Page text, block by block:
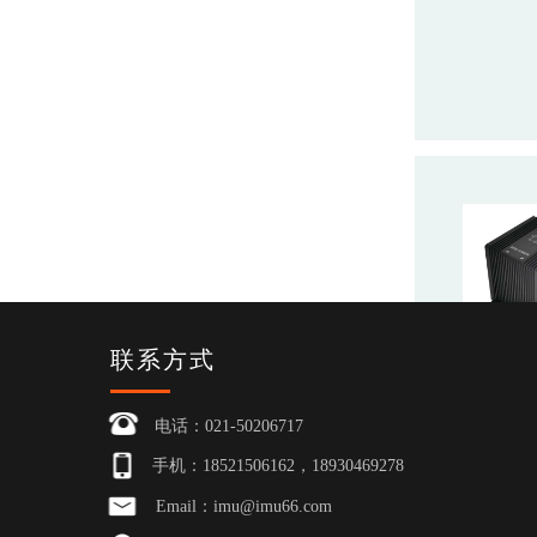
电话：021-50206717
手机：18521506162，18930469278
Email：imu@imu66.com
联系方式